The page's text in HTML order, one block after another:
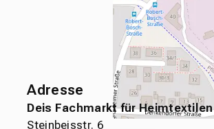
Adresse
Deis Fachmarkt für Heimtextilen
Steinbeisstr. 6